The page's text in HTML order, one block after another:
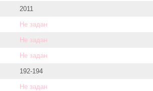
2011
Не задан
Не задан
Не задан
192-194
Не задан